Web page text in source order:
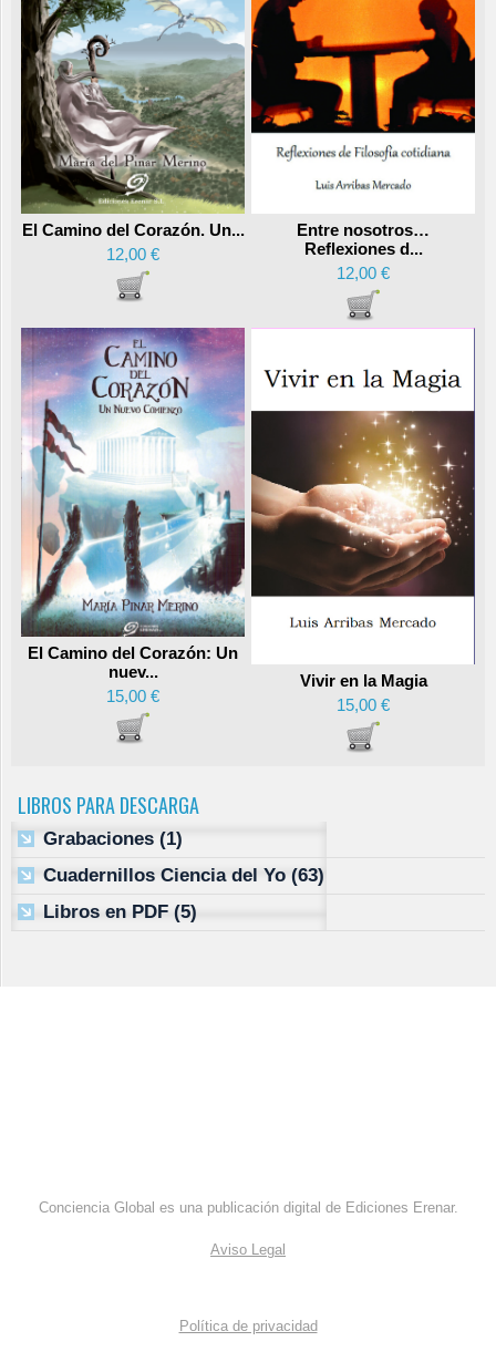
El Camino del Corazón. Un...
12,00 €
Entre nosotros…
Reflexiones d...
12,00 €
El Camino del Corazón: Un
nuev...
15,00 €
Vivir en la Magia
15,00 €
LIBROS PARA DESCARGA
Grabaciones (1)
Cuadernillos Ciencia del Yo (63)
Libros en PDF (5)
Conciencia Global es una publicación digital de Ediciones Erenar.
Aviso Legal
Política de privacidad